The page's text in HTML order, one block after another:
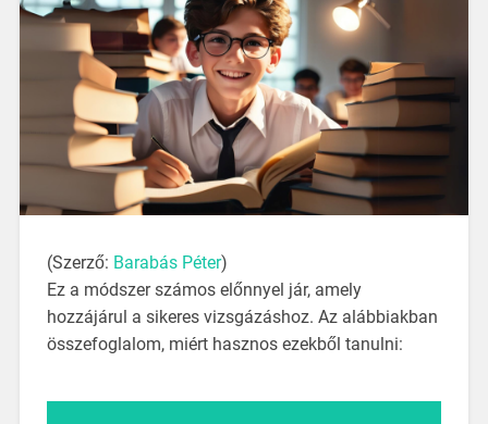
(Szerző: Barabás Péter)
Ez a módszer számos előnnyel jár, amely
hozzájárul a sikeres vizsgázáshoz. Az alábbiakban
összefoglalom, miért hasznos ezekből tanulni: